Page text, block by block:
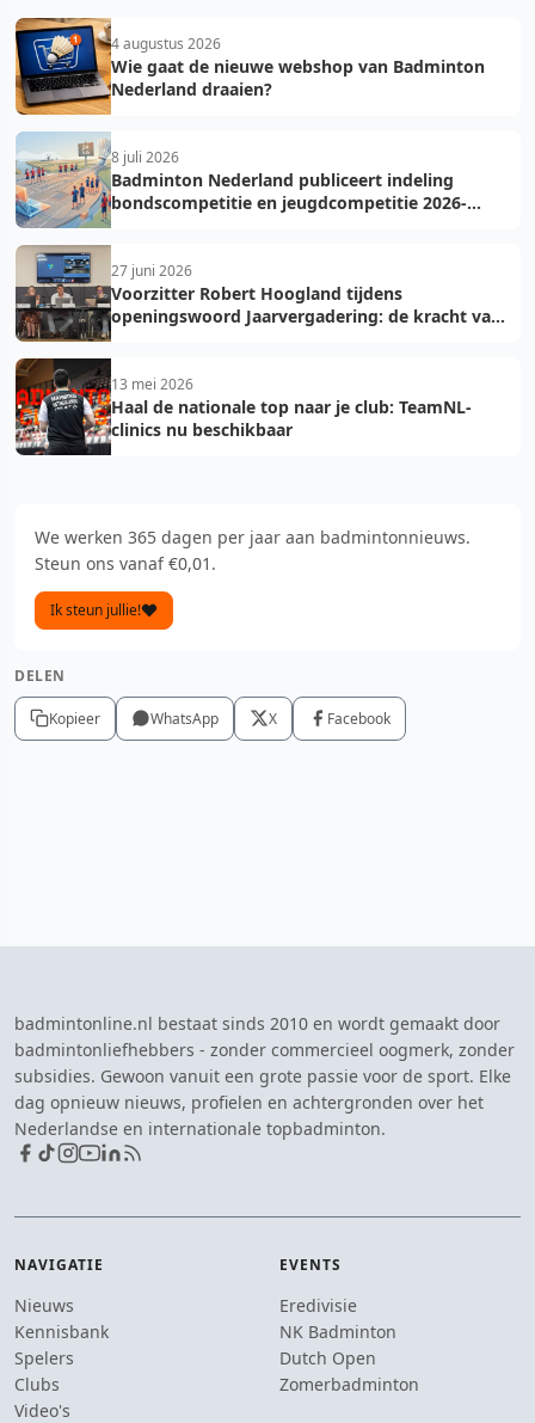
4 augustus 2026
Wie gaat de nieuwe webshop van Badminton
Nederland draaien?
8 juli 2026
Badminton Nederland publiceert indeling
bondscompetitie en jeugdcompetitie 2026-
27 juni 2026
Voorzitter Robert Hoogland tijdens
openingswoord Jaarvergadering: de kracht van
13 mei 2026
Haal de nationale top naar je club: TeamNL-
clinics nu beschikbaar
We werken 365 dagen per jaar aan badmintonnieuws.
Steun ons vanaf €0,01.
Ik steun jullie!
DELEN
Kopieer WhatsApp X Facebook
badmintonline.nl bestaat sinds 2010 en wordt gemaakt door
badmintonliefhebbers - zonder commercieel oogmerk, zonder
subsidies. Gewoon vanuit een grote passie voor de sport. Elke
dag opnieuw nieuws, profielen en achtergronden over het
Nederlandse en internationale topbadminton.
NAVIGATIE
Nieuws
Kennisbank
Spelers
Clubs
Video's
EVENTS
Eredivisie
NK Badminton
Dutch Open
Zomerbadminton